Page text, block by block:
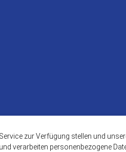
zur Verfügung stellen und
verarbeiten personenbezogene